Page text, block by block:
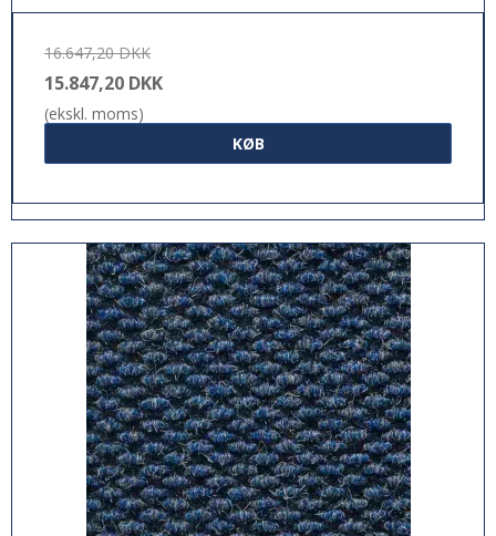
16.647,20 DKK
15.847,20 DKK
(ekskl. moms)
KØB